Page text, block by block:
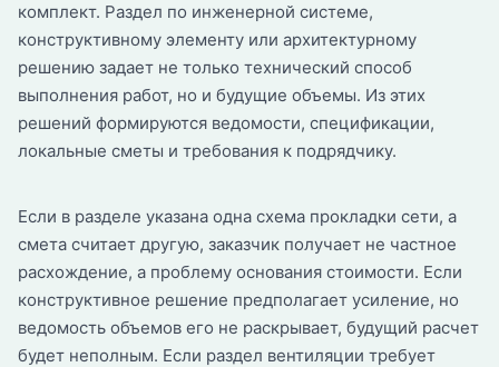
комплект. Раздел по инженерной системе,
конструктивному элементу или архитектурному
решению задает не только технический способ
выполнения работ, но и будущие объемы. Из этих
решений формируются ведомости, спецификации,
локальные сметы и требования к подрядчику.
Если в разделе указана одна схема прокладки сети, а
смета считает другую, заказчик получает не частное
расхождение, а проблему основания стоимости. Если
конструктивное решение предполагает усиление, но
ведомость объемов его не раскрывает, будущий расчет
будет неполным. Если раздел вентиляции требует